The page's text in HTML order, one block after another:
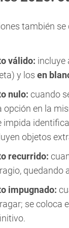
también
válido: incluye
y los en
nulo: cuando
opción en la
impida
objetos
recurrido:
quedando
impugnado:
se coloca